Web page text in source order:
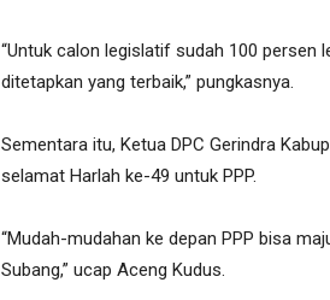
“Untuk calon legislatif sudah 100 persen
ditetapkan yang terbaik,” pungkasnya.
Sementara itu, Ketua DPC Gerindra
selamat Harlah ke-49 untuk PPP.
“Mudah-mudahan ke depan PPP bisa
Subang,” ucap Aceng Kudus.